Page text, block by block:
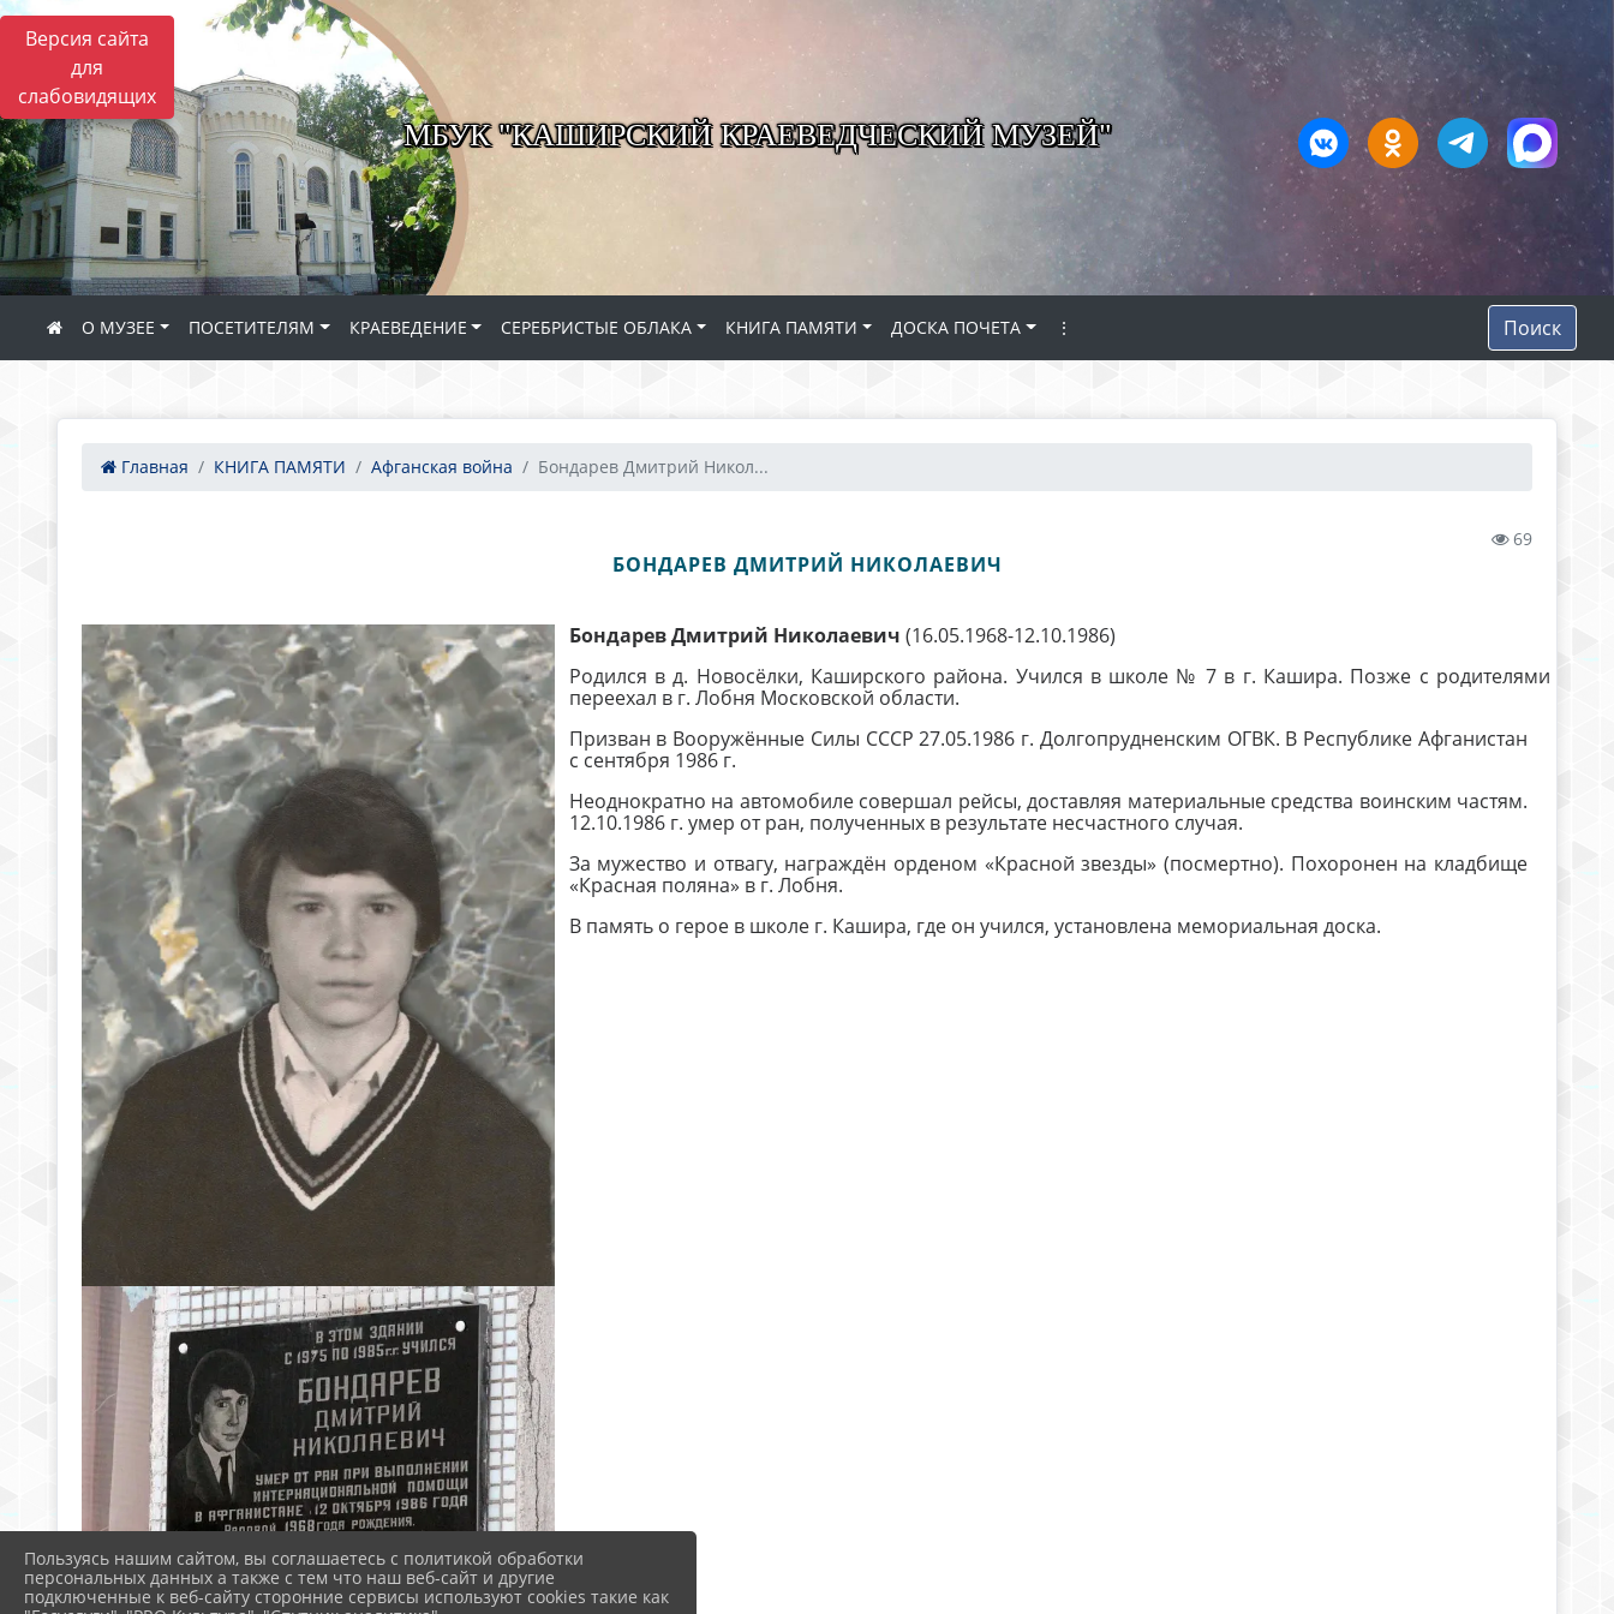
Версия сайта
для
слабовидящих
МБУК "КАШИРСКИЙ КРАЕВЕДЧЕСКИЙ МУЗЕЙ"
О МУЗЕЕ ПОСЕТИТЕЛЯМ КРАЕВЕДЕНИЕ СЕРЕБРИСТЫЕ ОБЛАКА КНИГА ПАМЯТИ ДОСКА ПОЧЕТА ⋮ Поиск
Главная КНИГА ПАМЯТИ Афганская война Бондарев Дмитрий Никол...
69
БОНДАРЕВ ДМИТРИЙ НИКОЛАЕВИЧ
Бондарев Дмитрий Николаевич (16.05.1968-12.10.1986)
Родился в д. Новосёлки, Каширского района. Учился в школе № 7 в г. Кашира. Позже с родителями
переехал в г. Лобня Московской области.
Призван в Вооружённые Силы СССР 27.05.1986 г. Долгопрудненским ОГВК. В Республике Афганистан
с сентября 1986 г.
Неоднократно на автомобиле совершал рейсы, доставляя материальные средства воинским частям.
12.10.1986 г. умер от ран, полученных в результате несчастного случая.
За мужество и отвагу, награждён орденом «Красной звезды» (посмертно). Похоронен на кладбище
«Красная поляна» в г. Лобня.
В память о герое в школе г. Кашира, где он учился, установлена мемориальная доска.
Пользуясь нашим сайтом, вы соглашаетесь с политикой обработки
персональных данных а также с тем что наш веб-сайт и другие
подключенные к веб-сайту сторонние сервисы используют cookies такие как